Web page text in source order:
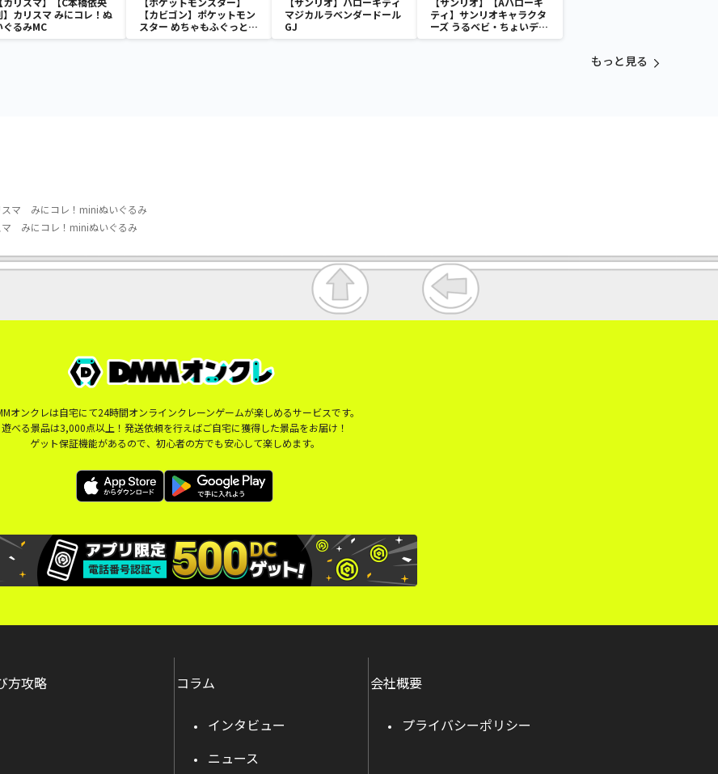
】カリスマ みにコレ！ぬ
ぐるみMC
【カビゴン】ポケットモン
スター めちゃもふぐっと
ほっこりいやされぬいぐる
マジカルラベンダードール
GJ
ティ】サンリオキャラクタ
ーズ うるベビ・ちょいデカ
ドール
もっと見る
スマ みにコレ！miniぬいぐるみ
マ みにコレ！miniぬいぐるみ
オンクレは自宅にて24時間オンラインクレーンゲームが楽しめるサービスです。
遊べる景品は3,000点以上！発送依頼を行えばご自宅に獲得した景品をお届け！
ゲット保証機能があるので、初心者の方でも安心して楽しめます。
方攻略 コラム
インタビュー
ニュース
会社概要
プライバシーポリシー